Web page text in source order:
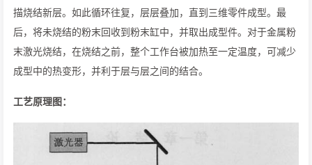
描烧结新层。如此循环往复，层层叠加，直到三维零件成型。最
后，将未烧结的粉末回收到粉末缸中，并取出成型件。对于金属粉
末激光烧结，在烧结之前，整个工作台被加热至一定温度，可减少
成型中的热变形，并利于层与层之间的结合。
工艺原理图：